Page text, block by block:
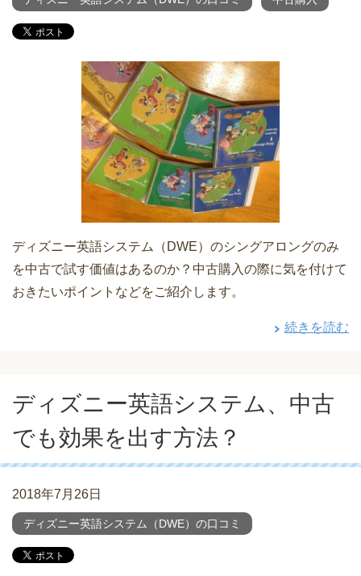
ディズニー英語システム（DWE）のシングアロングのみ
を中古で試す価値はあるのか？中古購入の際に気を付けて
おきたいポイントなどをご紹介します。
続きを読む
ディズニー英語システム、中古
でも効果を出す方法？
2018年7月26日
ディズニー英語システム（DWE）の口コミ